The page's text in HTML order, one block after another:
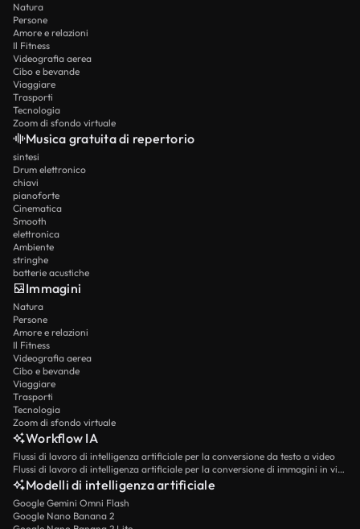
Natura
Persone
Amore e relazioni
Il Fitness
Videografia aerea
Cibo e bevande
Viaggiare
Trasporti
Tecnologia
Zoom di sfondo virtuale
Musica gratuita di repertorio
sintesi
Drum elettronico
chiavi
pianoforte
Cinematica
Smooth
elettronica
Ambiente
stringhe
batterie acustiche
Immagini
Natura
Persone
Amore e relazioni
Il Fitness
Videografia aerea
Cibo e bevande
Viaggiare
Trasporti
Tecnologia
Zoom di sfondo virtuale
Workflow IA
Flussi di lavoro di intelligenza artificiale per la conversione da testo a video
Flussi di lavoro di intelligenza artificiale per la conversione di immagini in video
Modelli di intelligenza artificiale
Google Gemini Omni Flash
Google Nano Banana 2